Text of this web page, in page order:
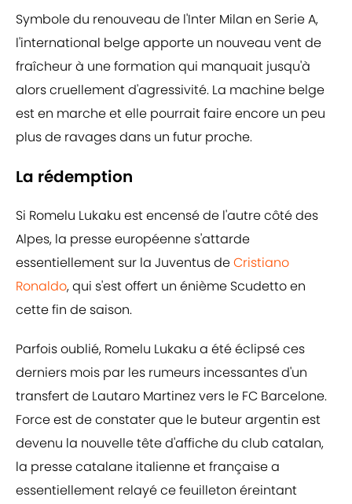
Symbole du renouveau de l'Inter Milan en Serie A,
l'international belge apporte un nouveau vent de
fraîcheur à une formation qui manquait jusqu'à
alors cruellement d'agressivité. La machine belge
est en marche et elle pourrait faire encore un peu
plus de ravages dans un futur proche.
La rédemption
Si Romelu Lukaku est encensé de l'autre côté des
Alpes, la presse européenne s'attarde
essentiellement sur la Juventus deCristiano
Ronaldo, qui s'est offert un énième Scudetto en
cette fin de saison.
Parfois oublié, Romelu Lukaku a été éclipsé ces
derniers mois par les rumeurs incessantes d'un
transfert de Lautaro Martinez vers le FC Barcelone.
Force est de constater que le buteur argentin est
devenu la nouvelle tête d'affiche du club catalan,
la presse catalane italienne et française a
essentiellement relayé ce feuilleton éreintant